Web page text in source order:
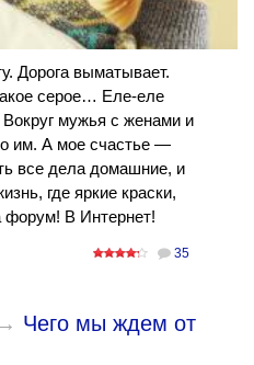
Дорога выматывает.
серое… Еле-еле
мужья с женами и
им. А мое счастье —
все дела домашние, и
где яркие краски,
форум! В Интернет!
35
→ Чего мы ждем от